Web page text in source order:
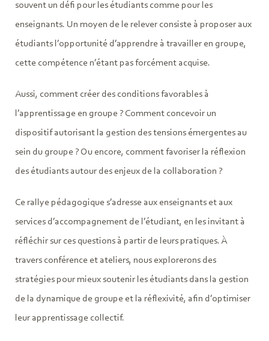
souvent un défi pour les étudiants comme pour les
enseignants. Un moyen de le relever consiste à proposer aux
étudiants l’opportunité d’apprendre à travailler en groupe,
cette compétence n’étant pas forcément acquise.
Aussi, comment créer des conditions favorables à
l’apprentissage en groupe ? Comment concevoir un
dispositif autorisant la gestion des tensions émergentes au
sein du groupe ? Ou encore, comment favoriser la réflexion
des étudiants autour des enjeux de la collaboration ?
Ce rallye pédagogique s’adresse aux enseignants et aux
services d’accompagnement de l’étudiant, en les invitant à
réfléchir sur ces questions à partir de leurs pratiques. À
travers conférence et ateliers, nous explorerons des
stratégies pour mieux soutenir les étudiants dans la gestion
de la dynamique de groupe et la réflexivité, afin d’optimiser
leur apprentissage collectif.